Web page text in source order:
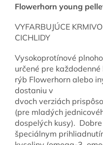
Flowerhorn young
VYFARBUJÚCE
CICHLIDY
Vysokoprotínové
určené pre
rýb Flowerhorn alebo
dostaniu v
dvoch verziách
(pre mladých
dospelých kusy).
špeciálnym